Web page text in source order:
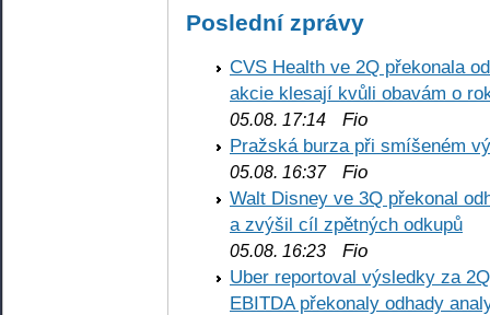
Poslední zprávy
CVS Health ve 2Q překonala
akcie klesají kvůli obavám o
05.08. 17:14 Fio
Pražská burza při smíšeném
05.08. 16:37Fio
Walt Disney ve 3Q překonal
a zvýšil cíl zpětných odkupů
05.08. 16:23 Fio
Uber reportoval výsledky za
EBITDA překonaly odhady